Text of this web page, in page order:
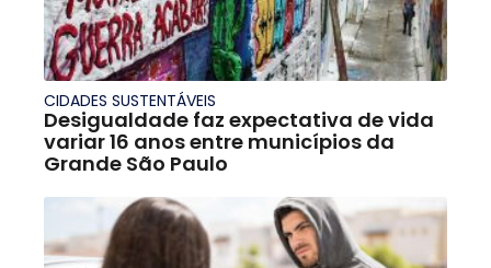
CIDADES SUSTENTÁVEIS
Desigualdade faz expectativa de vida
variar 16 anos entre municípios da
Grande São Paulo